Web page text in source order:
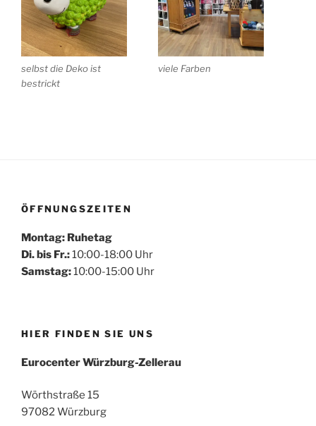
selbst die Deko ist
bestrickt
viele Farben
ÖFFNUNGSZEITEN
Montag: Ruhetag
Di. bis Fr.:10:00-18:00 Uhr
Samstag:10:00-15:00 Uhr
HIER FINDEN SIE UNS
Eurocenter Würzburg-Zellerau
Wörthstraße 15
97082 Würzburg